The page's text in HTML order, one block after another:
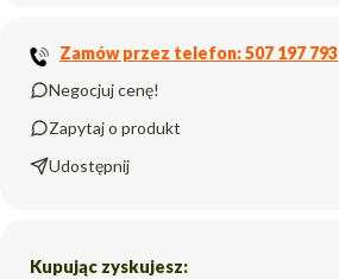
Zamów przez telefon: 507 197 793
Negocjuj cenę!
Zapytaj o produkt
Udostępnij
Kupując zyskujesz: